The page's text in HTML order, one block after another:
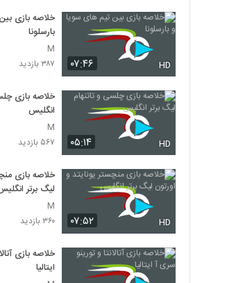
۰۷:۴۶ HD
خلاصه بازی
بارسلونا
M
۳۸۷ بازدید
۰۵:۱۴ HD
خلاصه بازی
انگلیس
M
۵۶۷ بازدید
۰۷:۵۲ HD
خلاصه بازی
لیگ برتر
M
۳۶۰ بازدید
خلاصه بازی
ایتالیا